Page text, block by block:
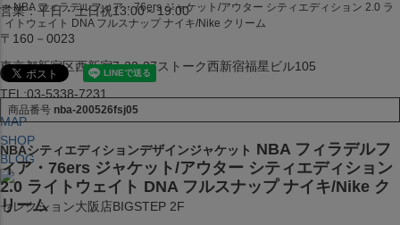
営業：平日・土日祝13:00～19:00
〒160－0023
東京都新宿区西新宿7-22-37ストーク西新宿福星ビル105
TEL:03-5338-7231
MAP
SHOP
BLOG
セレクション大阪店BIGSTEP 2F
NBA フィラデルフィア・76ers ジャケット/アウター シティエディション 2.0 ラ
イトウェイト DNA フルスナップ ナイキ/Nike クリーム
商品番号 nba-200526fsj05
NBAシティエディションデザインジャケット NBA フィラデルフ
ィア・76ers ジャケット/アウター シティエディション
2.0 ライトウェイト DNA フルスナップ ナイキ/Nike ク
リーム